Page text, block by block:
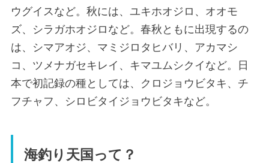
ウグイスなど。秋には、ユキホオジロ、オオモ
ズ、シラガホオジロなど。春秋ともに出現するの
は、シマアオジ、マミジロタヒバリ、アカマシ
コ、ツメナガセキレイ、キマユムシクイなど。日
本で初記録の種としては、クロジョウビタキ、チ
フチャフ、シロビタイジョウビタキなど。
海釣り天国って？